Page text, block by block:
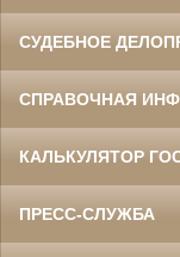
СУДЕБНОЕ
СПРАВОЧНАЯ
КАЛЬКУЛЯТОР
ПРЕСС-СЛУЖБА